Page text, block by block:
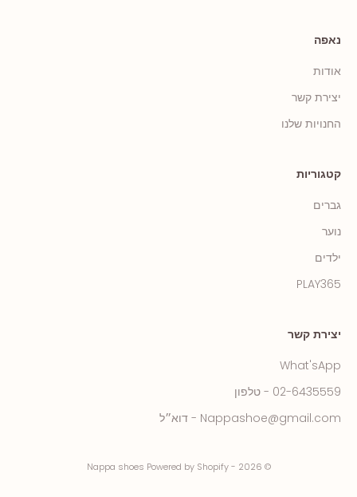
נאפה
אודות
יצירת קשר
החנויות שלנו
קטגוריות
גברים
נוער
ילדים
PLAY365
יצירת קשר
What'sApp
02-6435559 - טלפון
Nappashoe@gmail.com - דוא״ל
© 2026 - Nappa shoes Powered by Shopify